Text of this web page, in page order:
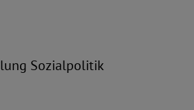
Sozialpolitik